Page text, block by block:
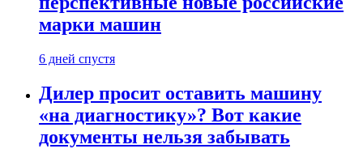
марки машин
6 дней спустя
Дилер просит оставить машину
«на диагностику»? Вот какие
документы нельзя забывать